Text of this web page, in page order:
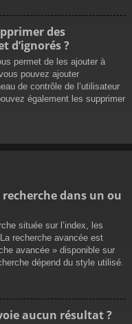
des
d’ignorés ?
permet de les ajouter à
pouvez ajouter
de contrôle de l’utilisateur
également les supprimer
dans un ou
située sur l’index, les
recherche avancée est
avancée » disponible sur
dépend du style utilisé.
aucun résultat ?